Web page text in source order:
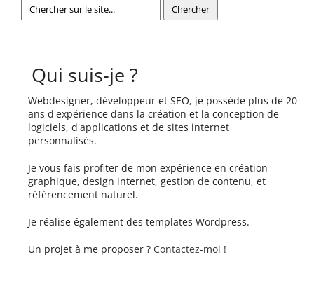
Qui suis-je ?
Webdesigner, développeur et SEO, je possède plus de 20
ans d'expérience dans la création et la conception de
logiciels, d'applications et de sites internet
personnalisés.
Je vous fais profiter de mon expérience en création
graphique, design internet, gestion de contenu, et
référencement naturel.
Je réalise également des templates Wordpress.
Un projet à me proposer ? Contactez-moi !